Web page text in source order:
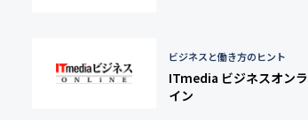
ビジネスと働き方のヒント
ITmedia ビジネスオンラ
イン